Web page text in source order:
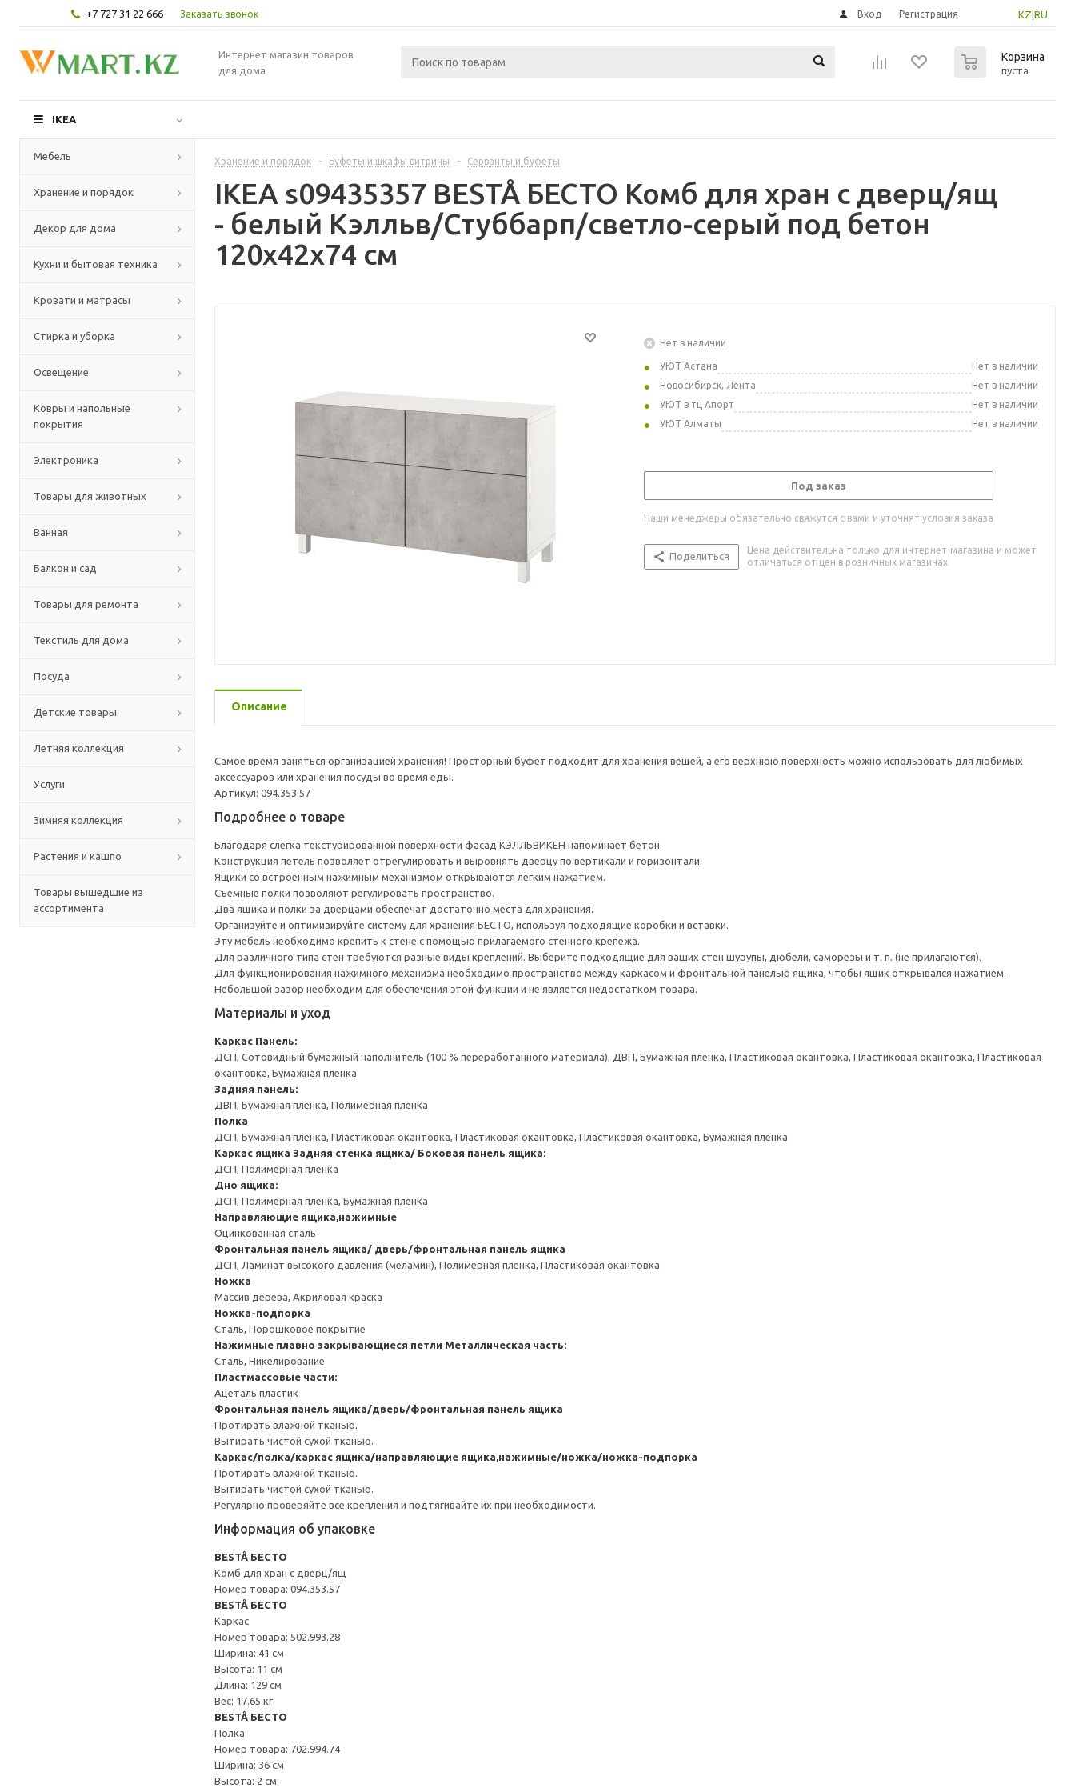
+7 727 31 22 666 Заказать звонок KZ RU
Вход Регистрация
Интернет магазин товаров
для дома
Корзина
пуста
IKEA
Мебель
Хранение и порядок
Декор для дома
Кухни и бытовая техника
Кровати и матрасы
Стирка и уборка
Освещение
Ковры и напольные
покрытия
Электроника
Товары для животных
Ванная
Балкон и сад
Товары для ремонта
Текстиль для дома
Посуда
Детские товары
Летняя коллекция
Услуги
Зимняя коллекция
Растения и кашпо
Товары вышедшие из
ассортимента
Хранение и порядок - Буфеты и шкафы витрины - Серванты и буфеты
IKEA s09435357 BESTÅ БЕСТО Комб для хран с дверц/ящ
- белый Кэлльв/Стуббарп/светло-серый под бетон
120x42x74 см
Нет в наличии
УЮТ Астана
Нет в наличии
Новосибирск, Лента
Нет в наличии
УЮТ в тц Апорт
Нет в наличии
УЮТ Алматы
Нет в наличии
Под заказ
Наши менеджеры обязательно свяжутся с вами и уточнят условия заказа
Поделиться
Цена действительна только для интернет-магазина и может
отличаться от цен в розничных магазинах
Описание
Самое время заняться организацией хранения! Просторный буфет подходит для хранения вещей, а его верхнюю поверхность можно использовать для любимых
аксессуаров или хранения посуды во время еды.
Артикул: 094.353.57
Подробнее о товаре
Благодаря слегка текстурированной поверхности фасад КЭЛЛЬВИКЕН напоминает бетон.
Конструкция петель позволяет отрегулировать и выровнять дверцу по вертикали и горизонтали.
Ящики со встроенным нажимным механизмом открываются легким нажатием.
Съемные полки позволяют регулировать пространство.
Два ящика и полки за дверцами обеспечат достаточно места для хранения.
Организуйте и оптимизируйте систему для хранения БЕСТО, используя подходящие коробки и вставки.
Эту мебель необходимо крепить к стене с помощью прилагаемого стенного крепежа.
Для различного типа стен требуются разные виды креплений. Выберите подходящие для ваших стен шурупы, дюбели, саморезы и т. п. (не прилагаются).
Для функционирования нажимного механизма необходимо пространство между каркасом и фронтальной панелью ящика, чтобы ящик открывался нажатием.
Небольшой зазор необходим для обеспечения этой функции и не является недостатком товара.
Материалы и уход
Каркас Панель:
ДСП, Сотовидный бумажный наполнитель (100 % переработанного материала), ДВП, Бумажная пленка, Пластиковая окантовка, Пластиковая окантовка, Пластиковая
окантовка, Бумажная пленка
Задняя панель:
ДВП, Бумажная пленка, Полимерная пленка
Полка
ДСП, Бумажная пленка, Пластиковая окантовка, Пластиковая окантовка, Пластиковая окантовка, Бумажная пленка
Каркас ящика Задняя стенка ящика/ Боковая панель ящика:
ДСП, Полимерная пленка
Дно ящика:
ДСП, Полимерная пленка, Бумажная пленка
Направляющие ящика,нажимные
Оцинкованная сталь
Фронтальная панель ящика/ дверь/фронтальная панель ящика
ДСП, Ламинат высокого давления (меламин), Полимерная пленка, Пластиковая окантовка
Ножка
Массив дерева, Акриловая краска
Ножка-подпорка
Сталь, Порошковое покрытие
Нажимные плавно закрывающиеся петли Металлическая часть:
Сталь, Никелирование
Пластмассовые части:
Ацеталь пластик
Фронтальная панель ящика/дверь/фронтальная панель ящика
Протирать влажной тканью.
Вытирать чистой сухой тканью.
Каркас/полка/каркас ящика/направляющие ящика,нажимные/ножка/ножка-подпорка
Протирать влажной тканью.
Вытирать чистой сухой тканью.
Регулярно проверяйте все крепления и подтягивайте их при необходимости.
Информация об упаковке
BESTÅ БЕСТО
Комб для хран с дверц/ящ
Номер товара: 094.353.57
BESTÅ БЕСТО
Каркас
Номер товара: 502.993.28
Ширина: 41 см
Высота: 11 см
Длина: 129 см
Вес: 17.65 кг
BESTÅ БЕСТО
Полка
Номер товара: 702.994.74
Ширина: 36 см
Высота: 2 см